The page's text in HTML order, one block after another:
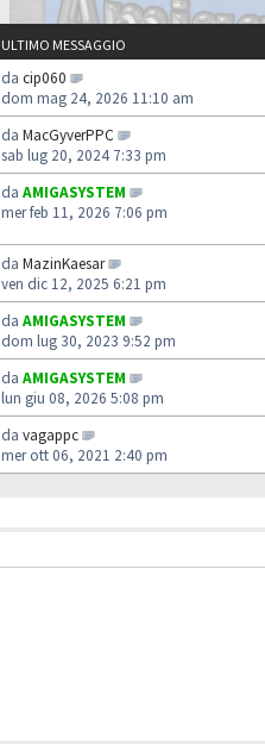
ULTIMO MESSAGGIO
da cip060
dom mag 24, 2026 11:10 am
da MacGyverPPC
sab lug 20, 2024 7:33 pm
da AMIGASYSTEM
mer feb 11, 2026 7:06 pm
da MazinKaesar
ven dic 12, 2025 6:21 pm
da AMIGASYSTEM
dom lug 30, 2023 9:52 pm
da AMIGASYSTEM
lun giu 08, 2026 5:08 pm
da vagappc
mer ott 06, 2021 2:40 pm